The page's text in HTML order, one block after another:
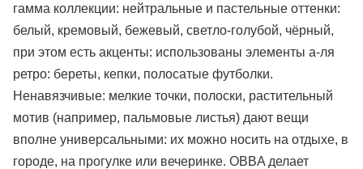
гамма коллекции: нейтральные и пастельные оттенки:
белый, кремовый, бежевый, светло-голубой, чёрный,
при этом есть акценты: использованы элементы а-ля
ретро: береты, кепки, полосатые футболки.
Ненавязчивые: мелкие точки, полоски, растительный
мотив (например, пальмовые листья) дают вещи
вполне универсальными: их можно носить на отдыхе, в
городе, на прогулке или вечеринке. OBBA делает